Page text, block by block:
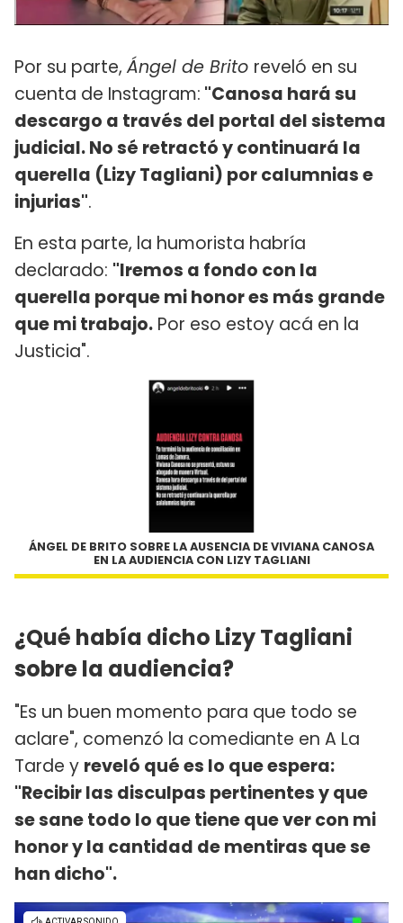
Por su parte,Ángel de Brito reveló en su
cuenta de Instagram: "Canosa hará su
descargo a través del portal del sistema
judicial. No sé retractó y continuará la
querella (Lizy Tagliani) por calumnias e
injurias".
En esta parte, la humorista habría
declarado: "Iremos a fondo con la
querella porque mi honor es más grande
que mi trabajo. Por eso estoy acá en la
Justicia".
ÁNGEL DE BRITO SOBRE LA AUSENCIA DE VIVIANA CANOSA
EN LA AUDIENCIA CON LIZY TAGLIANI
¿Qué había dicho Lizy Tagliani
sobre la audiencia?
"Es un buen momento para que todo se
aclare", comenzó la comediante en A La
Tarde y reveló qué es lo que espera:
"Recibir las disculpas pertinentes y que
se sane todo lo que tiene que ver con mi
honor y la cantidad de mentiras que se
han dicho".